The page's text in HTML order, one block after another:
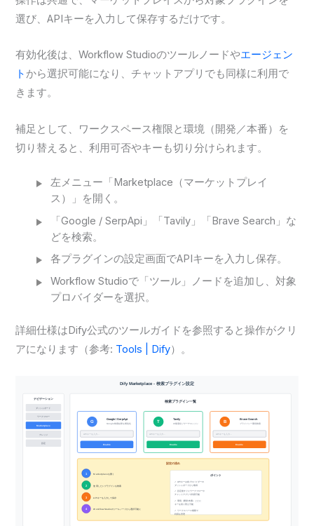
選び、APIキーを入力して保存するだけです。
有効化後は、Workflow Studioのツールノードやエージェン
ト から選択可能になり、チャットアプリでも同様に利用で
きます。
補足として、ワークスペース権限と環境（開発／本番）を
切り替えると、利用可否やキーも切り分けられます。
左メニュー「Marketplace（マーケットプレイ
ス）」を開く。
「Google / SerpApi」「Tavily」「Brave Search」な
どを検索。
各プラグインの設定画面でAPIキーを入力し保存。
Workflow Studioで「ツール」ノードを追加し、対象
プロバイダーを選択。
詳細仕様はDify公式のツールガイドを参照すると操作がクリ
アになります（参考: Tools | Dify）。